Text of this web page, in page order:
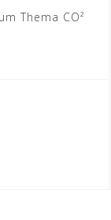
Thema CO²